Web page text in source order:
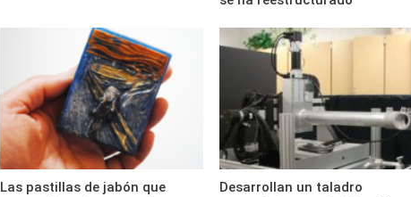
Las pastillas de jabón que
Desarrollan un taladro